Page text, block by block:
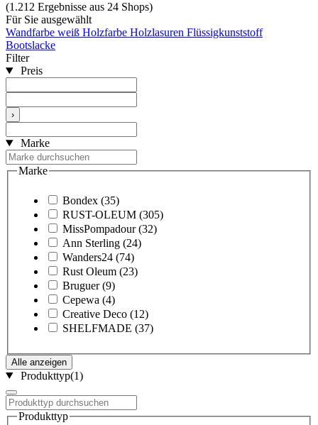
(1.212 Ergebnisse aus 24 Shops)
Für Sie ausgewählt
Wandfarbe weiß Holzfarbe Holzlasuren Flüssigkunststoff
Bootslacke
Filter
Preis
›
Marke
Marke
Bondex (35)
RUST-OLEUM (305)
MissPompadour (32)
Ann Sterling (24)
Wanders24 (74)
Rust Oleum (23)
Bruguer (9)
Cepewa (4)
Creative Deco (12)
SHELFMADE (37)
Alle anzeigen
Produkttyp(1)
Produkttyp